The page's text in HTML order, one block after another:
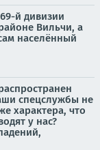
й дивизии
Вильчи, а
населённый
спецслужбы не
характера, что
у нас?